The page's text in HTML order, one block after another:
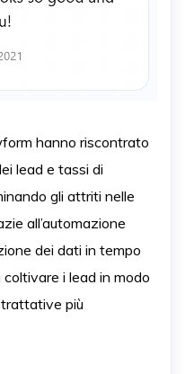
hanno riscontrato
lead e tassi di
gli attriti nelle
all’automazione
dei dati in tempo
i lead in modo
più